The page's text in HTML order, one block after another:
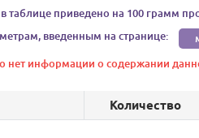
приведено на 100 грамм
введенным на странице:
нет информации о содержании
Количество